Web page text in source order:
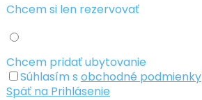
Chcem si len rezervovať
Chcem pridať ubytovanie
Súhlasím s obchodné podmienky
Späť na Prihlásenie